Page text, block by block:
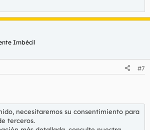
Imbécil
#7
necesitaremos su consentimiento para
terceros.